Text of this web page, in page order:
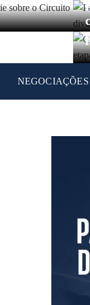
NEGOCIAÇÕES